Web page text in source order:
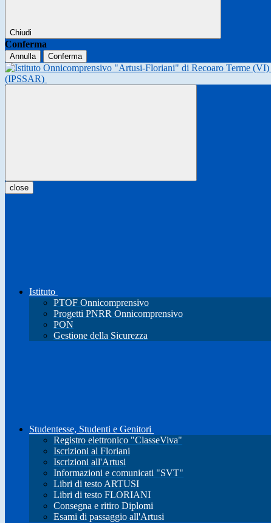
Chiudi
Conferma
Annulla Conferma
(IPSSAR)
close
Istituto
PTOF Onnicomprensivo
Progetti PNRR Onnicomprensivo
PON
Gestione della Sicurezza
Studentesse, Studenti e Genitori
Registro elettronico "ClasseViva"
Iscrizioni al Floriani
Iscrizioni all'Artusi
Informazioni e comunicati "SVT"
Libri di testo ARTUSI
Libri di testo FLORIANI
Consegna e ritiro Diplomi
Esami di passaggio all'Artusi